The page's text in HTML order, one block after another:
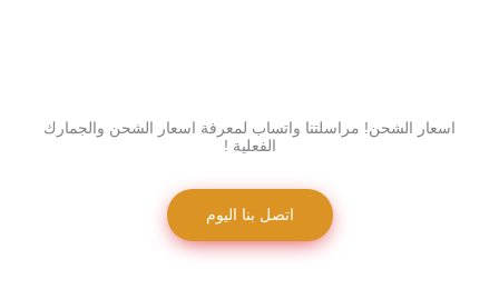
اسعار الشحن! مراسلتنا واتساب لمعرفة اسعار الشحن والجمارك
الفعلية !
اتصل بنا اليوم